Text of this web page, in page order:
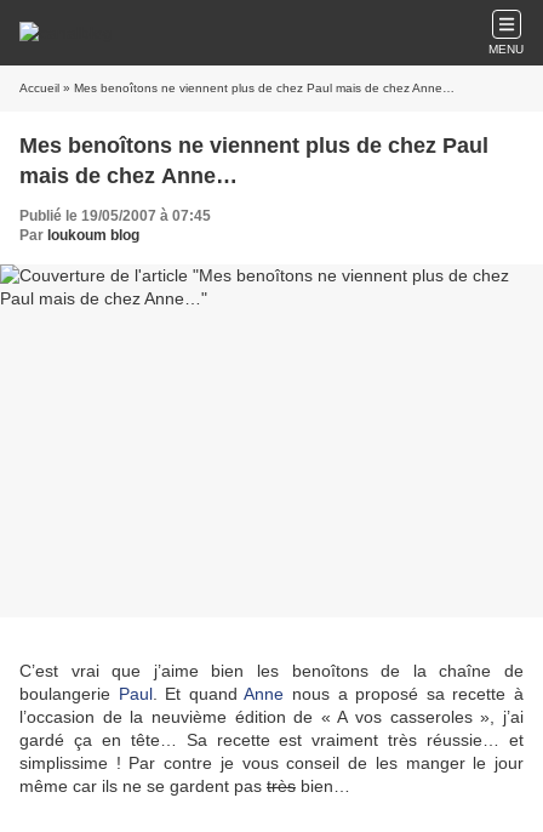
MENU
Accueil » Mes benoîtons ne viennent plus de chez Paul mais de chez Anne…
Mes benoîtons ne viennent plus de chez Paul
mais de chez Anne…
Publié le 19/05/2007 à 07:45
Par loukoum blog
C’est vrai que j’aime bien les benoîtons de la chaîne de
boulangerie Paul. Et quandAnne nous a proposé sa recette à
l’occasion de la neuvième édition de « A vos casseroles », j’ai
gardé ça en tête… Sa recette est vraiment très réussie… et
simplissime ! Par contre je vous conseil de les manger le jour
même car ils ne se gardent pas très bien…